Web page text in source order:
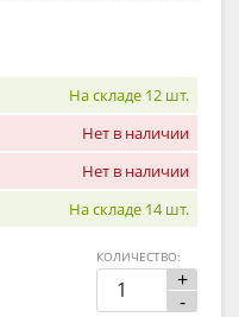
На складе 12 шт.
Нет в наличии
Нет в наличии
На складе 14 шт.
+
-
КОЛИЧЕСТВО: